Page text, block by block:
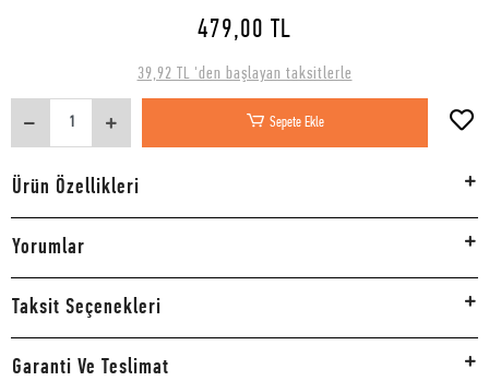
479,00 TL
39,92 TL 'den başlayan taksitlerle
Sepete Ekle
Ürün Özellikleri
Yorumlar
Taksit Seçenekleri
Garanti Ve Teslimat